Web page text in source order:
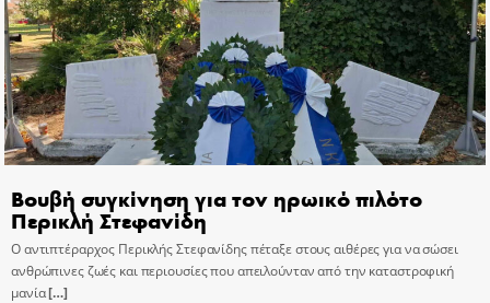
Βουβή συγκίνηση για τον ηρωικό πιλότο
Περικλή Στεφανίδη
Ο αντιπτέραρχος Περικλής Στεφανίδης πέταξε στους αιθέρες για να σώσει
ανθρώπινες ζωές και περιουσίες που απειλούνταν από την καταστροφική
μανία[…]